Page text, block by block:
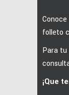
folleto
Para tu
¡Que